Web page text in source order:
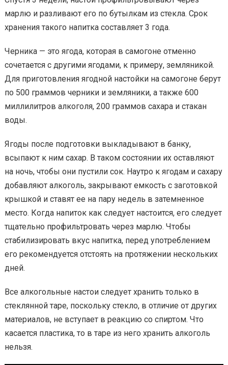
марлю и разливают его по бутылкам из стекла. Срок
хранения такого напитка составляет 3 года.
Черника — это ягода, которая в самогоне отменно
сочетается с другими ягодами, к примеру, земляникой.
Для приготовления ягодной настойки на самогоне берут
по 500 граммов черники и земляники, а также 600
миллилитров алкоголя, 200 граммов сахара и стакан
воды.
Ягоды после подготовки выкладывают в банку,
всыпают к ним сахар. В таком состоянии их оставляют
на ночь, чтобы они пустили сок. Наутро к ягодам и сахару
добавляют алкоголь, закрывают емкость с заготовкой
крышкой и ставят ее на пару недель в затемненное
место. Когда напиток как следует настоится, его следует
тщательно профильтровать через марлю. Чтобы
стабилизировать вкус напитка, перед употреблением
его рекомендуется отстоять на протяжении нескольких
дней.
Все алкогольные настои следует хранить только в
стеклянной таре, поскольку стекло, в отличие от других
материалов, не вступает в реакцию со спиртом. Что
касается пластика, то в таре из него хранить алкоголь
нельзя.